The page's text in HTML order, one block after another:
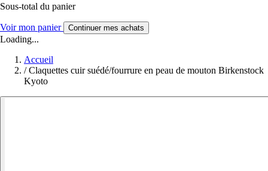
Sous-total du panier
Voir mon panier Continuer mes achats
Loading...
Accueil
/ Claquettes cuir suédé/fourrure en peau de mouton Birkenstock
Kyoto